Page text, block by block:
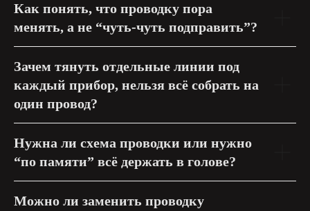
Как понять, что проводку пора
менять, а не “чуть-чуть подправить”?
Зачем тянуть отдельные линии под
каждый прибор, нельзя всё собрать на
один провод?
Нужна ли схема проводки или нужно
“по памяти” всё держать в голове?
Можно ли заменить проводку